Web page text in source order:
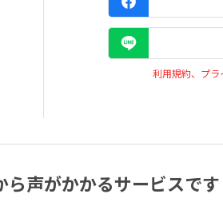
利用規約、プ
ら声がかかるサービスです